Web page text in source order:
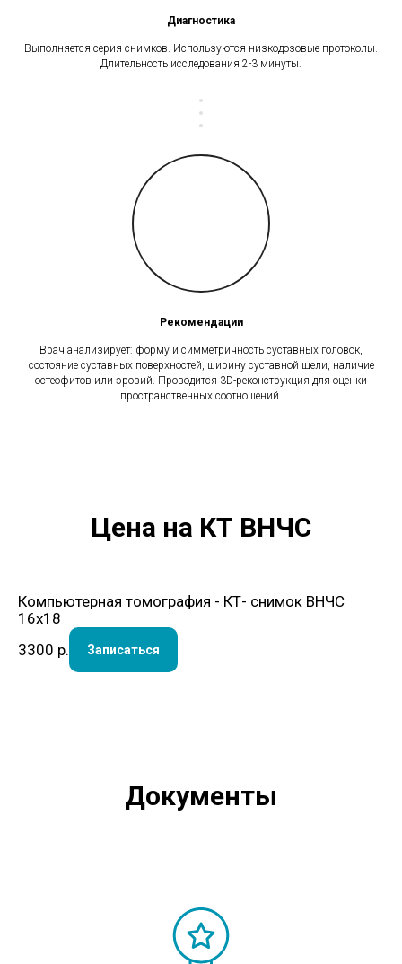
Диагностика
Выполняется серия снимков. Используются низкодозовые протоколы.
Длительность исследования 2-3 минуты.
Рекомендации
Врач анализирует: форму и симметричность суставных головок,
состояние суставных поверхностей, ширину суставной щели, наличие
остеофитов или эрозий. Проводится 3D-реконструкция для оценки
пространственных соотношений.
Цена на КТ ВНЧС
Компьютерная томография - КТ- снимок ВНЧС
16х18
3300 р. Записаться
Документы